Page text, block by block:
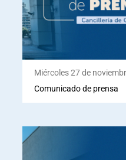
Miércoles 27 de
Comunicado de prensa